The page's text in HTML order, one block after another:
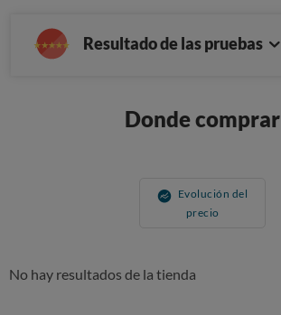
Resultado de las pruebas
Donde comprar
Evolución del
precio
No hay resultados de la tienda